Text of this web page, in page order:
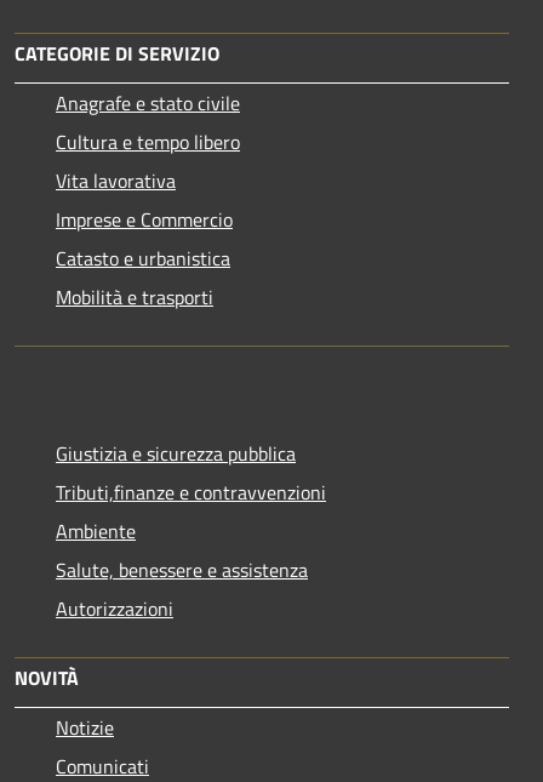
CATEGORIE DI SERVIZIO
Anagrafe e stato civile
Cultura e tempo libero
Vita lavorativa
Imprese e Commercio
Catasto e urbanistica
Mobilità e trasporti
Giustizia e sicurezza pubblica
Tributi,finanze e contravvenzioni
Ambiente
Salute, benessere e assistenza
Autorizzazioni
NOVITÀ
Notizie
Comunicati